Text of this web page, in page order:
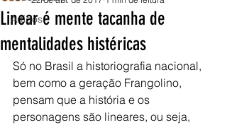
Artigos
Linear é mente tacanha de
mentalidades histéricas
Só no Brasil a historiografia nacional,
bem como a geração Frangolino,
pensam que a história e os
personagens são lineares, ou seja,